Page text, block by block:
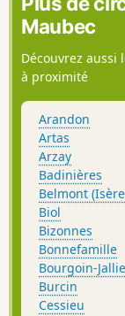
Maubec
Découvrez aussi
à proximité
Arandon
Artas
Arzay
Badinières
Belmont
Biol
Bizonnes
Bonnefamille
Bourgoin-
Burcin
Cessieu